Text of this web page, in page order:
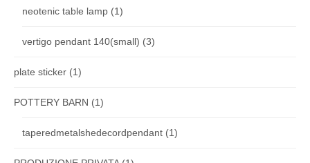
neotenic table lamp (1)
vertigo pendant 140(small) (3)
plate sticker (1)
POTTERY BARN (1)
taperedmetalshedecordpendant (1)